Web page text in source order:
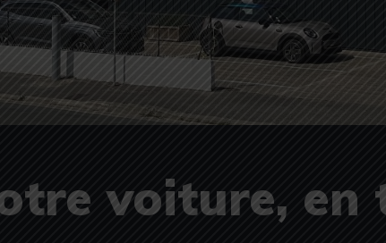
voiture, en